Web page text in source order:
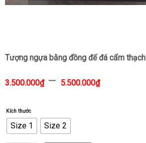
Tượng ngựa bằng đồng đế đá cẩm thạch
3.500.000₫– 5.500.000₫
Kích thước
Size 1 Size 2